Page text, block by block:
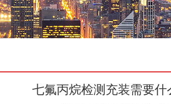
七氟丙烷检测充装需要什